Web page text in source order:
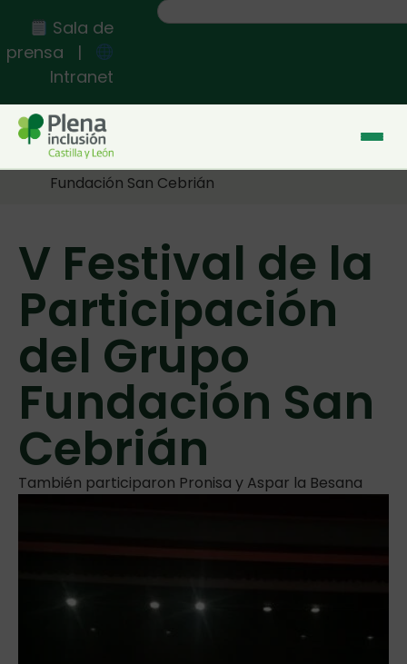
Sala de
prensa |
Intranet
Inicio >> V Festival de la Participación del Grupo
Fundación San Cebrián
V Festival de la
Participación
del Grupo
Fundación San
Cebrián
También participaron Pronisa y Aspar la Besana